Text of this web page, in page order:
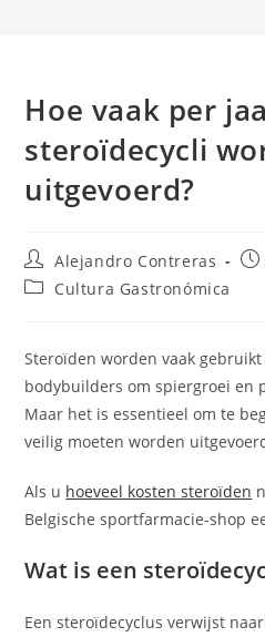
Hoe vaak per
steroïdecycli
uitgevoerd?
Autor
de
la
Alejandro Contreras
Categoría
entrada:
Cultura Gastronómica
Steroïden worden vaak
bodybuilders om spiergroei en
Maar het is essentieel om te
veilig moeten worden
Als u hoeveel kosten steroïden
Belgische sportfarmacie-shop
Wat is een
Een steroïdecyclus verwijst